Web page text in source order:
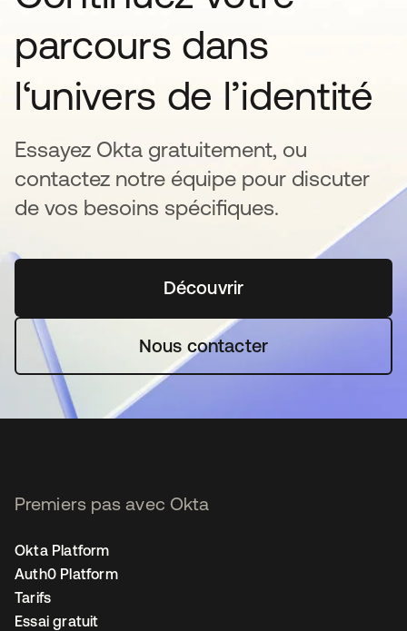
parcours dans
l‘univers de l’identité
Essayez Okta gratuitement, ou
contactez notre équipe pour discuter
de vos besoins spécifiques.
Découvrirs’ouvre dans un nouvel
Nous contacter
Premiers pas avec Okta
Okta Platform
Auth0 Platform
Tarifs
Essai gratuit